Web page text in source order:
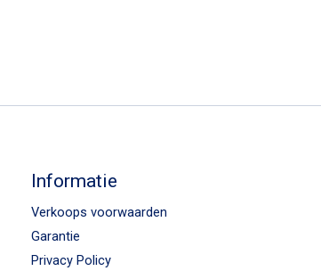
Informatie
Verkoops voorwaarden
Garantie
Privacy Policy